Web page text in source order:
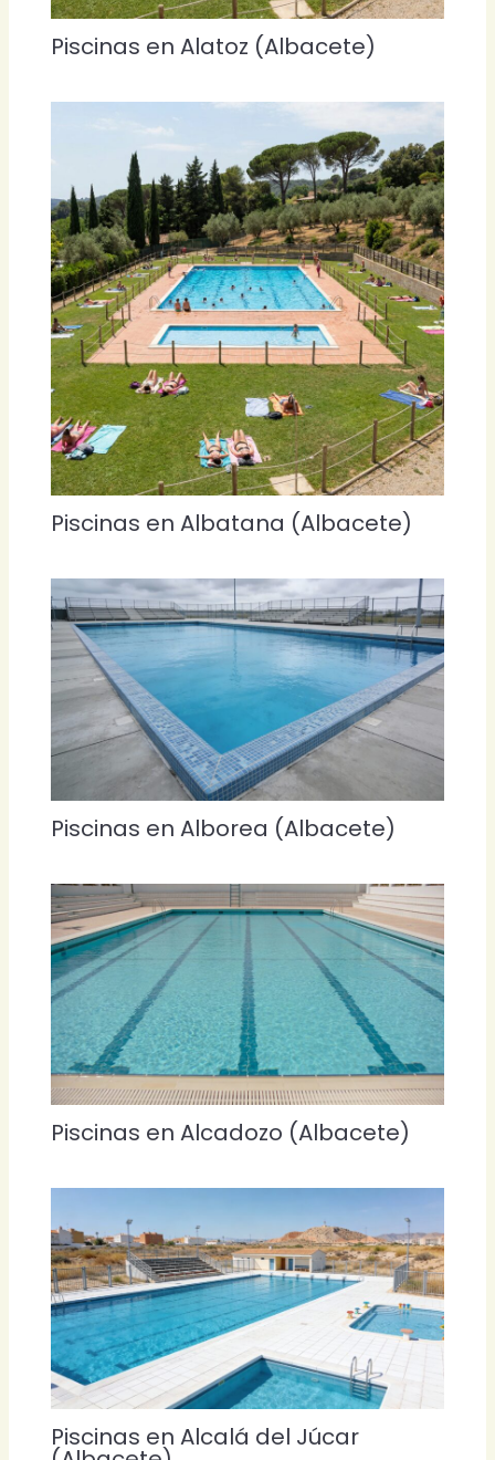
Piscinas en Alatoz (Albacete)
Piscinas en Albatana (Albacete)
Piscinas en Alborea (Albacete)
Piscinas en Alcadozo (Albacete)
Piscinas en Alcalá del Júcar